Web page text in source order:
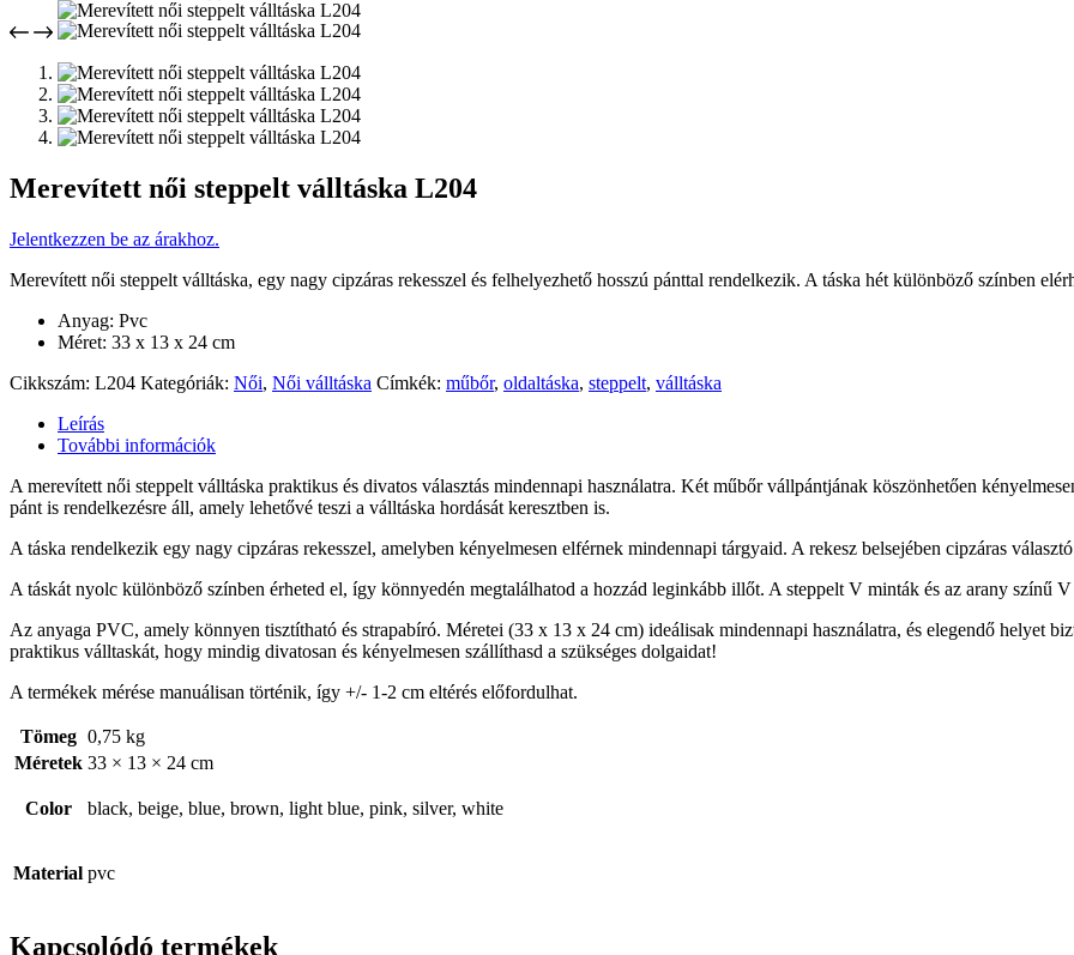
Merevített női steppelt válltáska L204
Jelentkezzen be az árakhoz.
Merevített női steppelt válltáska, egy nagy cipzáras rekesszel és felhelyezhető hosszú pánttal rendelkezik. A táska hét különböző színben
Anyag: Pvc
Méret: 33 x 13 x 24 cm
Cikkszám: L204 Kategóriák: Női, Női válltáska Címkék: műbőr, oldaltáska, steppelt, válltáska
Leírás
További információk
A merevített női steppelt válltáska praktikus és divatos választás mindennapi használatra. Két műbőr vállpántjának köszönhetően
pánt is rendelkezésre áll, amely lehetővé teszi a válltáska hordását keresztben is.
A táska rendelkezik egy nagy cipzáras rekesszel, amelyben kényelmesen elférnek mindennapi tárgyaid. A rekesz belsejében cipzáras
A táskát nyolc különböző színben érheted el, így könnyedén megtalálhatod a hozzád leginkább illőt. A steppelt V minták és az arany színű
Az anyaga PVC, amely könnyen tisztítható és strapabíró. Méretei (33 x 13 x 24 cm) ideálisak mindennapi használatra, és elegendő helyet
praktikus válltaskát, hogy mindig divatosan és kényelmesen szállíthasd a szükséges dolgaidat!
A termékek mérése manuálisan történik, így +/- 1-2 cm eltérés előfordulhat.
Tömeg 0,75 kg
Méretek 33 × 13 × 24 cm
Color black, beige, blue, brown, light blue, pink, silver, white
Material pvc
Kapcsolódó termékek